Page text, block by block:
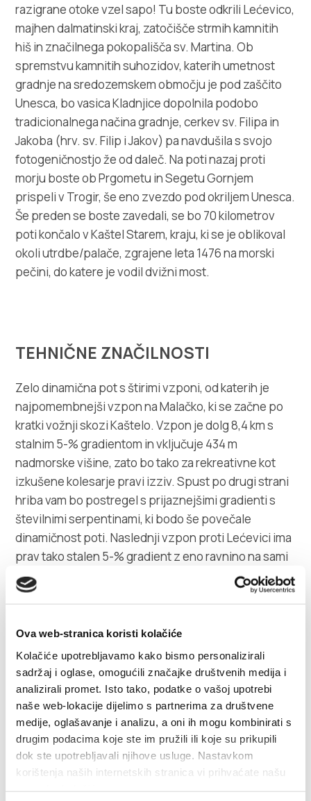
Ova web-stranica koristi kolačiće
Kolačiće upotrebljavamo kako bismo personalizirali
sadržaj i oglase, omogućili značajke društvenih medija i
analizirali promet. Isto tako, podatke o vašoj upotrebi
naše web-lokacije dijelimo s partnerima za društvene
medije, oglašavanje i analizu, a oni ih mogu kombinirati s
drugim podacima koje ste im pružili ili koje su prikupili
dok ste upotrebljavali njihove usluge. Nastavkom
korištenja naših internetskih stranica vi prihvaćate našu
+385 21 227 933
info@kastela-info.hr
Villa Nika, Kamberovo šetalište 30,
21216 Kaštel Stari, Hrvatska
Navodila
razigrane otoke vzel sapo! Tu boste odkrili Lećevico,
majhen dalmatinski kraj, zatočišče strmih kamnitih
hiš in značilnega pokopališča sv. Martina. Ob
spremstvu kamnitih suhozidov, katerih umetnost
gradnje na sredozemskem območju je pod zaščito
Unesca, bo vasica Kladnjice dopolnila podobo
tradicionalnega načina gradnje, cerkev sv. Filipa in
Jakoba (hrv. sv. Filip i Jakov) pa navdušila s svojo
fotogeničnostjo že od daleč. Na poti nazaj proti
morju boste ob Prgometu in Segetu Gornjem
prispeli v Trogir, še eno zvezdo pod okriljem Unesca.
Še preden se boste zavedali, se bo 70 kilometrov
poti končalo v Kaštel Starem, kraju, ki se je oblikoval
okoli utrdbe/palače, zgrajene leta 1476 na morski
pečini, do katere je vodil dvižni most.
TEHNIČNE ZNAČILNOSTI
Zelo dinamična pot s štirimi vzponi, od katerih je
najpomembnejši vzpon na Malačko, ki se začne po
kratki vožnji skozi Kaštelo. Vzpon je dolg 8,4 km s
stalnim 5-% gradientom in vključuje 434 m
nadmorske višine, zato bo tako za rekreativne kot
izkušene kolesarje pravi izziv. Spust po drugi strani
hriba vam bo postregel s prijaznejšimi gradienti s
številnimi serpentinami, ki bodo še povečale
dinamičnost poti. Naslednji vzpon proti Lećevici ima
prav tako stalen 5-% gradient z eno ravnino na sami
polovici vzpona. Dinamična vožnja po valovitem
terenu vas bo pripeljala do vzpona na Prgomet, ki
nekoliko krajšo dolžino, 2,8 km. Zelo hiter odsek vodi
do spusta v Seget, ki je zelo dinamičen s številnimi
preglednimi ovinki. Od Segeta do Kaštela vodi ob
morju ravna cesta, odlična za hlajenje po zahtevni
prevoženi poti. Celotna pot poteka po širokih cestah
v dveh pasovih, vendar z zelo malo prometa vse do
Prgometa. Kompaktna prestavna razmerja zaradi
nezahtevnih vzponov niso potrebna.